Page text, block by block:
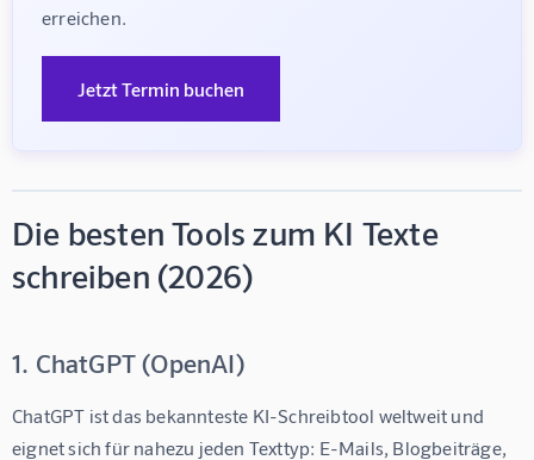
erreichen.
Jetzt Termin buchen
Die besten Tools zum KI Texte
schreiben (2026)
1. ChatGPT (OpenAI)
ChatGPT ist das bekannteste KI-Schreibtool weltweit und
eignet sich für nahezu jeden Texttyp: E-Mails, Blogbeiträge,